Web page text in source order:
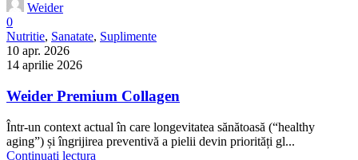
Weider
0
Nutritie, Sanatate, Suplimente
10 apr. 2026
14 aprilie 2026
Weider Premium Collagen
Într-un context actual în care longevitatea sănătoasă (“healthy
aging”) și îngrijirea preventivă a pielii devin priorități gl...
Continuați lectura